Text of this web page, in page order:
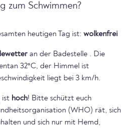
zum Schwimmen?
heutigen Tag ist: wolkenfrei
an der Badestelle . Die
32°C, der Himmel ist
liegt bei 3 km/h.
ist hoch! Bitte schützt euch
(WHO) rät, sich
und sich nur mit Hemd,